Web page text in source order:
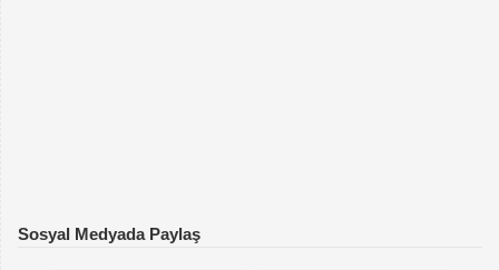
Sosyal Medyada Paylaş